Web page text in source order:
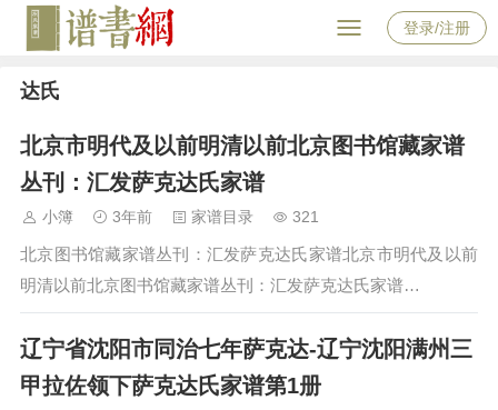
登录/注册
达氏
北京市明代及以前明清以前北京图书馆藏家谱
丛刊：汇发萨克达氏家谱
小簿 3年前 家谱目录 321
北京图书馆藏家谱丛刊：汇发萨克达氏家谱北京市明代及以前
明清以前北京图书馆藏家谱丛刊：汇发萨克达氏家谱…
辽宁省沈阳市同治七年萨克达-辽宁沈阳满州三
甲拉佐领下萨克达氏家谱第1册